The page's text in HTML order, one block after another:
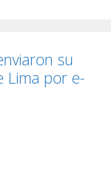
su
Lima por e-